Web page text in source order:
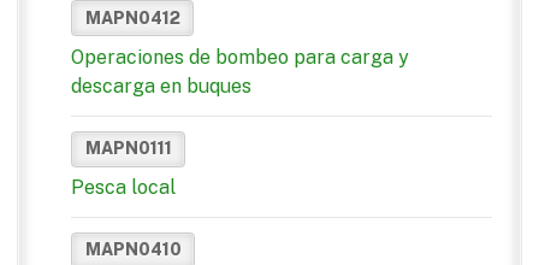
MAPN0412
Operaciones de bombeo para carga y
descarga en buques
MAPN0111
Pesca local
MAPN0410